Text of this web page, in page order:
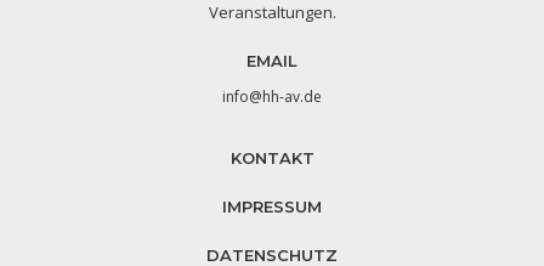
Veranstaltungen.
EMAIL
info@hh-av.de
KONTAKT
IMPRESSUM
DATENSCHUTZ